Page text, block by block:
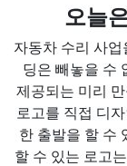
오늘
자동차 수리 사
딩은 빼놓을 수
제공되는 미리
로고를 직접 디
한 출발을 할 수
할 수 있는 로고